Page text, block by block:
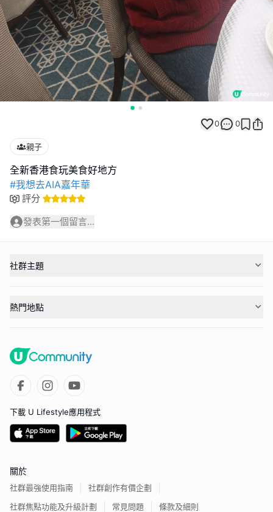
0 0
親子
#我想去AIA嘉年華
評分
發表第一個留言...
社群主題
熱門地點
下載 U Lifestyle應用程式
關於
社群最強使用指南
社群創作有價企劃
社群焦點功能及升級計劃
常見問題 條款及細則